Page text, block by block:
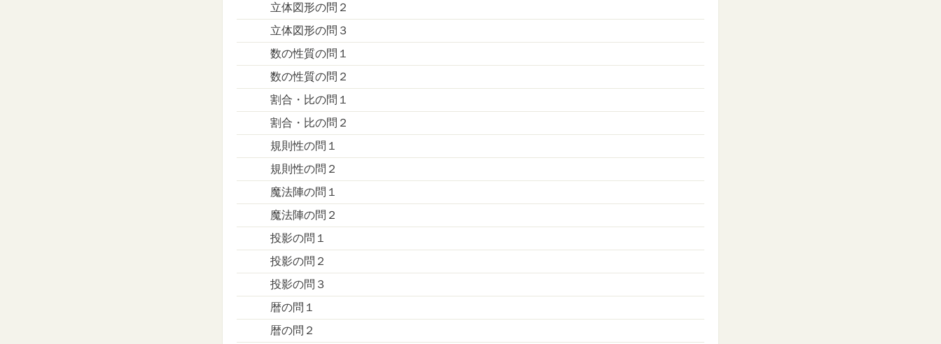
立体図形の問２
立体図形の問３
数の性質の問１
数の性質の問２
割合・比の問１
割合・比の問２
規則性の問１
規則性の問２
魔法陣の問１
魔法陣の問２
投影の問１
投影の問２
投影の問３
暦の問１
暦の問２